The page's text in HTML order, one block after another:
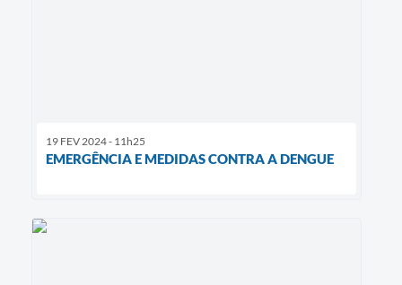
19 FEV 2024 - 11h25
EMERGÊNCIA E MEDIDAS CONTRA A DENGUE